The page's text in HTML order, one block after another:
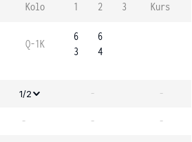
Kolo 1 2 3 Kurs
Q-1K
6
3
6
4
1/2 - -
- - -